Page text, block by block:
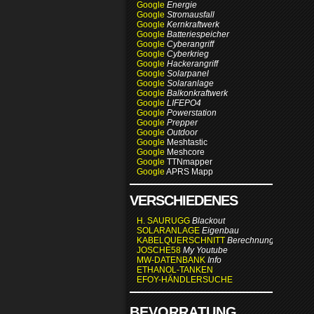
Google Energie
Google Stromausfall
Google Kernkraftwerk
Google Batteriespeicher
Google Cyberangriff
Google Cyberkrieg
Google Hackerangriff
Google Solarpanel
Google Solaranlage
Google Balkonkraftwerk
Google LIFEPO4
Google Powerstation
Google Prepper
Google Outdoor
Google Meshtastic
Google Meshcore
Google TTNmapper
Google APRS Mapp
VERSCHIEDENES
H. SAURUGG Blackout
SOLARANLAGE Eigenbau
KABELQUERSCHNITT Berechnung
JOSCHE58 My Youtube
MW-DATENBANK Info
ETHANOL-TANKEN
EFOY-HÄNDLERSUCHE